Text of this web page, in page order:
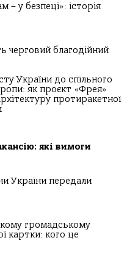
– у безпеці»: історія
черговий благодійний
України до спільного
як проєкт «Фрея»
протиракетної
які вимоги
України передали
громадському
картки: кого це